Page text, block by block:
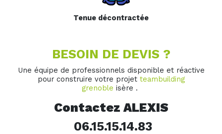
Tenue décontractée
BESOIN DE DEVIS ?
Une équipe de professionnels disponible et réactive
pour construire votre projetteambuilding
grenoble isère .
Contactez ALEXIS
06.15.15.14.83